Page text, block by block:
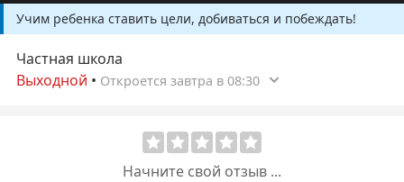
Учим ребенка ставить цели, добиваться и побеждать!
Частная школа
Выходной • Откроется завтра в 08:30
Начните свой отзыв ...